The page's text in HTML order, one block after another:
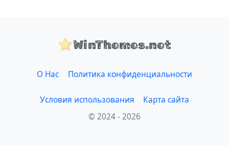
WinThemes.net
О Нас Политика конфиденциальности
Условия использования
Карта сайта
© 2024 - 2026